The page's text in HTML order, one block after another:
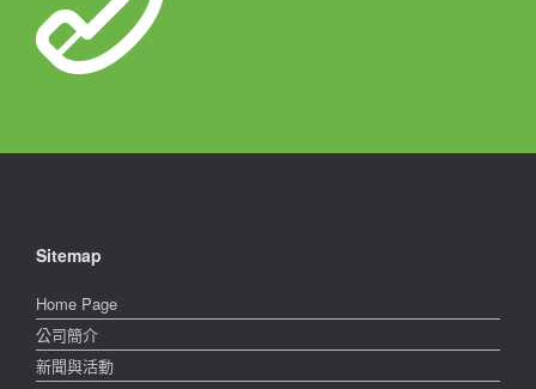
Sitemap
Home Page
公司簡介
新聞與活動